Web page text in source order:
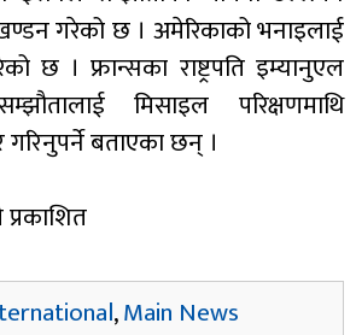
गरेको छ । अमेरिकाको भनाइलाई
छ । फ्रान्सका राष्ट्रपति इम्यानुएल
मिसाइल परिक्षणमाथि
गरिनुपर्ने बताएका छन् ।
,Main News